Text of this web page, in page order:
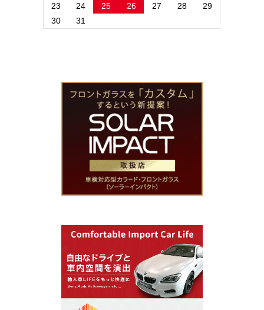
23
24 25 26 27 28
29
30
31